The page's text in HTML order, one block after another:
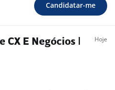
Candidatar-me
E Negócios |
Hoje